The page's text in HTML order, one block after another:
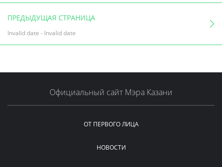
ПРЕДЫДУЩАЯ СТРАНИЦА
Invalid date - Invalid date
Официальный сайт Мэра Казани
ОТ ПЕРВОГО ЛИЦА
НОВОСТИ